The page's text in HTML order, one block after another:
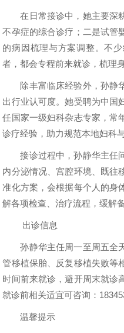
在日常接诊中，她主要深
不孕症的综合诊疗；二是试管
的病因梳理与方案调整。不
者，都会专程前来就诊，梳理
除丰富临床经验外，孙静
出行业认可度。她受聘为中国
任国家一级妇科杂志专家，常
诊疗经验，助力规范本地妇科
接诊过程中，孙静华主任
内分泌情况、宫腔环境、既往
准化方案，会根据每个人的身
解各项检查、治疗流程，缓解
出诊信息
孙静华主任周一至周五全
管移植保胎、反复移植失败等
时间前来就诊，避开周末就诊
就诊前相关适宜可咨询：
温馨提示